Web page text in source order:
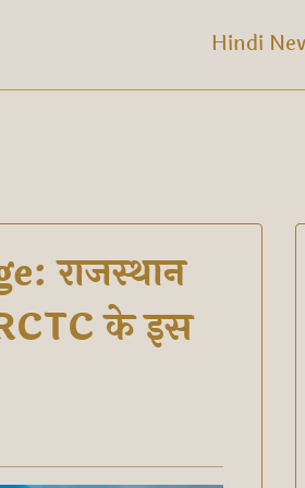
Hindi
राजस्थान
के इस